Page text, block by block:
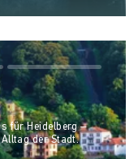
für Heidelberg –
der Stadt.